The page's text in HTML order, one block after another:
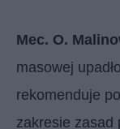
Mec. O.
masowej
rekomenduje
zakresie zasad